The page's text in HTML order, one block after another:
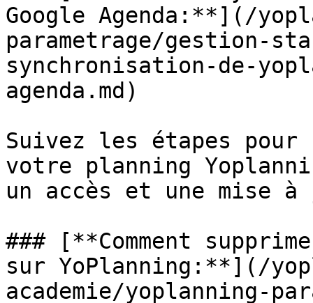
Google Agenda:**](/
parametrage/gestion-
synchronisation-de-
agenda.md)
Suivez les étapes pour
votre planning
un accès et une mise
### [**Comment
sur YoPlanning:**](/
academie/yoplanning-